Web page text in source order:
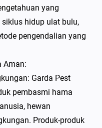
yang
hidup ulat bulu,
pengendalian yang
Aman:
Garda Pest
pembasmi hama
hewan
Produk-produk